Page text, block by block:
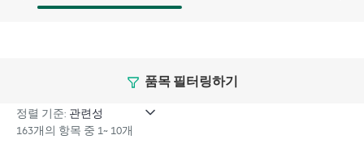
품목 필터링하기
정렬 기준:
163개의 항목 중 1~ 10개